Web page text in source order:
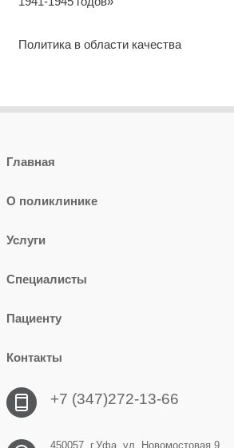
Политика в области качества
Главная
О поликлинике
Услуги
Специалисты
Пациенту
Контакты
+7 (347)272-13-66
450057, г.Уфа, ул. Новомостовая 9